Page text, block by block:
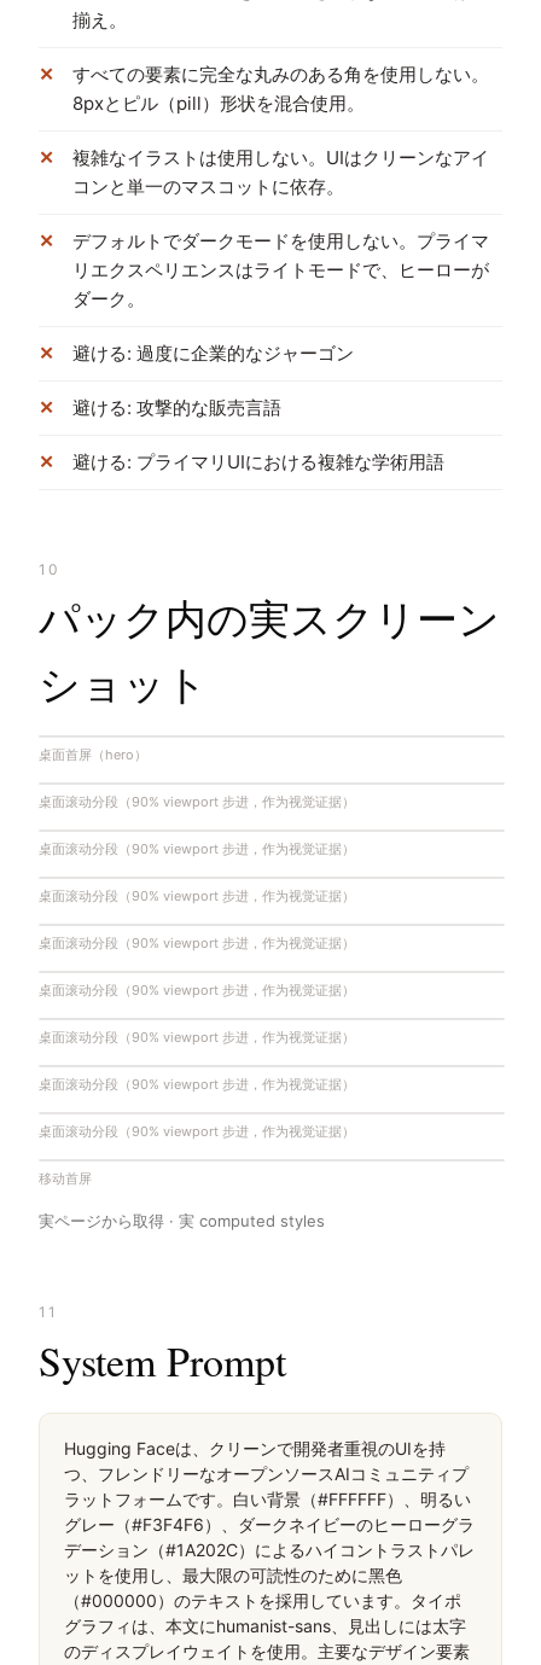
揃え。
すべての要素に完全な丸みのある角を使用しない。
8pxとピル（pill）形状を混合使用。
複雑なイラストは使用しない。UIはクリーンなアイ
コンと単一のマスコットに依存。
デフォルトでダークモードを使用しない。プライマ
リエクスペリエンスはライトモードで、ヒーローが
ダーク。
避ける: 過度に企業的なジャーゴン
避ける: 攻撃的な販売言語
避ける: プライマリUIにおける複雑な学術用語
10
パック内の実スクリーン
ショット
桌面首屏（hero）
桌面滚动分段（90% viewport 步进，作为视觉证据）
桌面滚动分段（90% viewport 步进，作为视觉证据）
桌面滚动分段（90% viewport 步进，作为视觉证据）
桌面滚动分段（90% viewport 步进，作为视觉证据）
桌面滚动分段（90% viewport 步进，作为视觉证据）
桌面滚动分段（90% viewport 步进，作为视觉证据）
桌面滚动分段（90% viewport 步进，作为视觉证据）
桌面滚动分段（90% viewport 步进，作为视觉证据）
移动首屏
実ページから取得 · 実 computed styles
11
System Prompt
Hugging Faceは、クリーンで開発者重視のUIを持
つ、フレンドリーなオープンソースAIコミュニティプ
ラットフォームです。白い背景（#FFFFFF）、明るい
グレー（#F3F4F6）、ダークネイビーのヒーローグラ
デーション（#1A202C）によるハイコントラストパレ
ットを使用し、最大限の可読性のために黑色
（#000000）のテキストを採用しています。タイポ
グラフィは、本文にhumanist-sans、見出しには太字
のディスプレイウェイトを使用。主要なデザイン要素